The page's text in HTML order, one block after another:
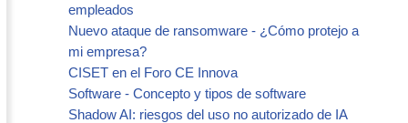
empleados
Nuevo ataque de ransomware - ¿Cómo protejo a
mi empresa?
CISET en el Foro CE Innova
Software - Concepto y tipos de software
Shadow AI: riesgos del uso no autorizado de IA